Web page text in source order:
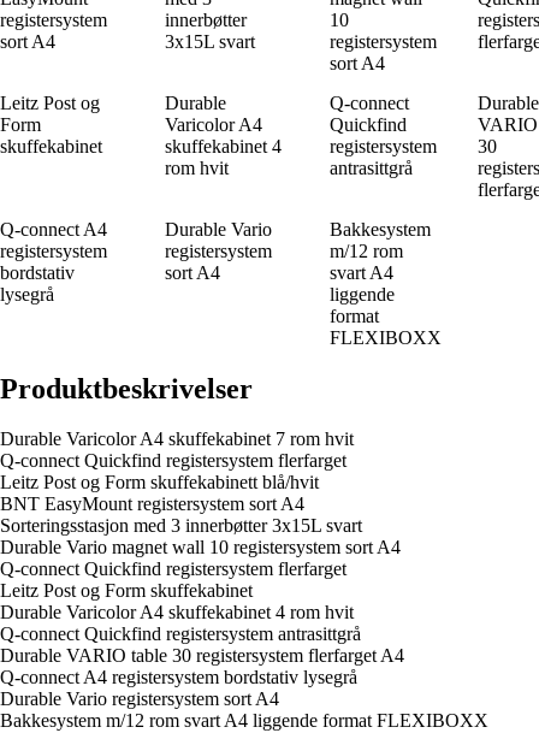
registersystem
sort A4
innerbøtter
3x15L svart
10
registersystem
sort A4
Leitz Post og
Form
skuffekabinet
Durable
Varicolor A4
skuffekabinet 4
rom hvit
Q-connect
Quickfind
registersystem
antrasittgrå
Durable
VARIO
30
Q-connect A4
registersystem
bordstativ
lysegrå
Durable Vario
registersystem
sort A4
Bakkesystem
m/12 rom
svart A4
liggende
format
FLEXIBOXX
Produktbeskrivelser
Durable Varicolor A4 skuffekabinet 7 rom hvit
Q-connect Quickfind registersystem flerfarget
Leitz Post og Form skuffekabinett blå/hvit
BNT EasyMount registersystem sort A4
Sorteringsstasjon med 3 innerbøtter 3x15L svart
Durable Vario magnet wall 10 registersystem sort A4
Q-connect Quickfind registersystem flerfarget
Leitz Post og Form skuffekabinet
Durable Varicolor A4 skuffekabinet 4 rom hvit
Q-connect Quickfind registersystem antrasittgrå
Durable VARIO table 30 registersystem flerfarget A4
Q-connect A4 registersystem bordstativ lysegrå
Durable Vario registersystem sort A4
Bakkesystem m/12 rom svart A4 liggende format FLEXIBOXX